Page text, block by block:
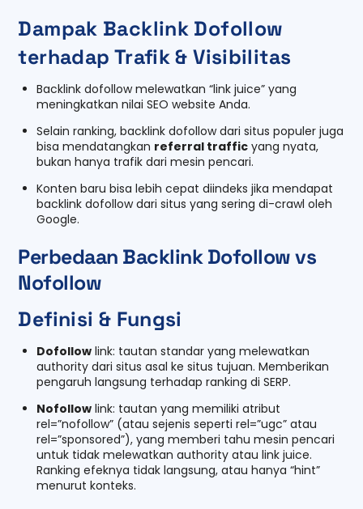
Dampak Backlink Dofollow
terhadap Trafik & Visibilitas
Backlink dofollow melewatkan “link juice” yang
meningkatkan nilai SEO website Anda.
Selain ranking, backlink dofollow dari situs populer juga
bisa mendatangkan referral trafficyang nyata,
bukan hanya trafik dari mesin pencari.
Konten baru bisa lebih cepat diindeks jika mendapat
backlink dofollow dari situs yang sering di-crawl oleh
Google.
Perbedaan Backlink Dofollow vs
Nofollow
Definisi & Fungsi
Dofollowlink: tautan standar yang melewatkan
authority dari situs asal ke situs tujuan. Memberikan
pengaruh langsung terhadap ranking di SERP.
Nofollowlink: tautan yang memiliki atribut
rel=”nofollow”(atau sejenis seperti rel=”ugc”atau
rel=”sponsored”), yang memberi tahu mesin pencari
untuk tidak melewatkan authority atau link juice.
Ranking efeknya tidak langsung, atau hanya “hint”
menurut konteks.